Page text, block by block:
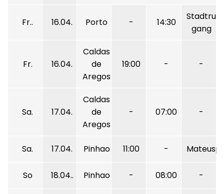
Fr.. 16.04. Porto - 14:30
gang
Fr. 16.04.
Caldas
de
Aregos
19:00 - -
Sa. 17.04.
Caldas
de
Aregos
- 07:00 -
Sa. 17.04. Pinhao 11:00 -
So 18.04.. Pinhao - 08:00 -